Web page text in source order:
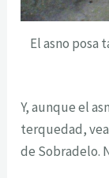
El asno posa
Y, aunque el
terquedad,
de Sobradelo.